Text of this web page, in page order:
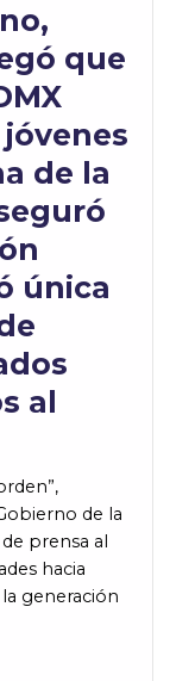
que
de la
única
al
de la
prensa al
hacia
generación